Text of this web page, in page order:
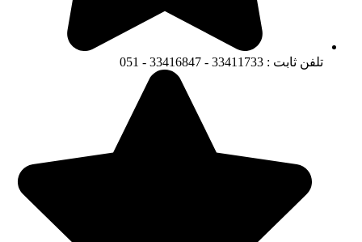
تلفن ثابت : 33411733 - 33416847 - 051